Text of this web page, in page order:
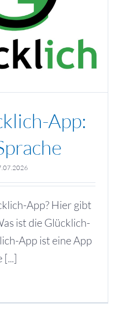
App:
App? Hier gibt
ist die Glücklich-
App ist eine App
[...]